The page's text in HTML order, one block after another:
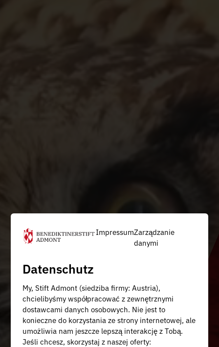
ImpressumZarządzanie
danymi
Datenschutz
My, Stift Admont (siedziba firmy: Austria),
chcielibyśmy współpracować z zewnętrznymi
dostawcami danych osobowych. Nie jest to
konieczne do korzystania ze strony internetowej, ale
umożliwia nam jeszcze lepszą interakcję z Tobą.
Jeśli chcesz, skorzystaj z naszej oferty: